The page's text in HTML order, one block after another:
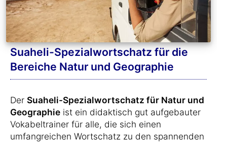
Suaheli-Spezialwortschatz für die
Bereiche Natur und Geographie
Der Suaheli-Spezialwortschatz für Natur und
Geographie ist ein didaktisch gut aufgebauter
Vokabeltrainer für alle, die sich einen
umfangreichen Wortschatz zu den spannenden